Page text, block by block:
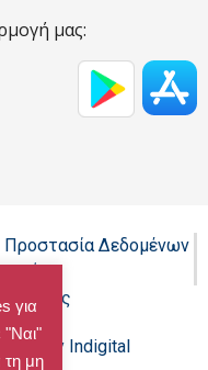
μας:
Προστασία Δεδομένων
by Indigital
για
"Ναι"
τη μη